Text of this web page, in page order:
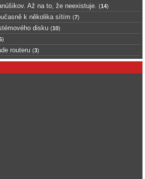
Až na to, že neexistuje. (14)
k několika sítím (7)
disku (10)
)
routeru (3)